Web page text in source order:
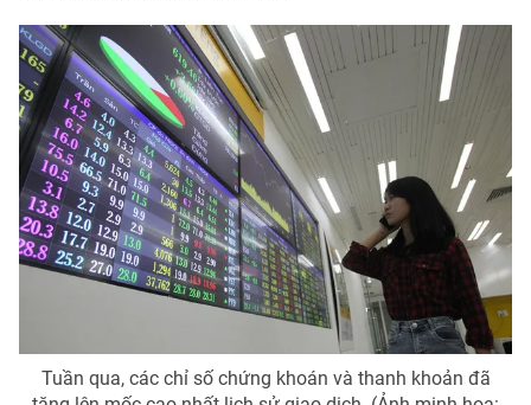
Thị trường
Tư vấn
Lịch phát sóng
Chuyên mục khác
Emagazine Podcast
Photo Infographic
Shorts video
VTV Money VTV Thể thao
Tuần qua, các chỉ số chứng khoán và thanh khoản đã